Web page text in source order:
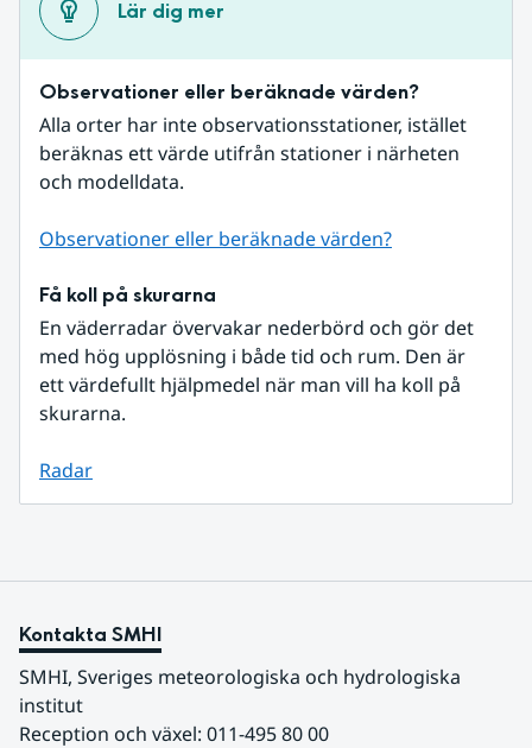
Lär dig mer
Observationer eller beräknade värden?
Alla orter har inte observationsstationer, istället
beräknas ett värde utifrån stationer i närheten
och modelldata.
Observationer eller beräknade värden?
Få koll på skurarna
En väderradar övervakar nederbörd och gör det
med hög upplösning i både tid och rum. Den är
ett värdefullt hjälpmedel när man vill ha koll på
skurarna.
Radar
Kontakta SMHI
SMHI, Sveriges meteorologiska och hydrologiska
institut
Reception och växel: 011-495 80 00